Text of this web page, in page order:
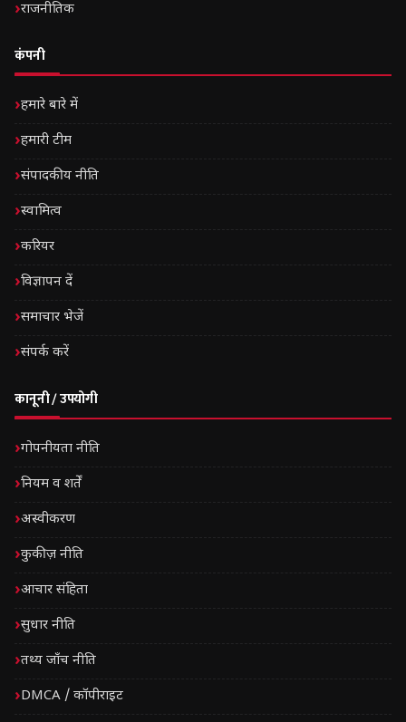
राजनीतिक
कंपनी
हमारे बारे में
हमारी टीम
संपादकीय नीति
स्वामित्व
करियर
विज्ञापन दें
समाचार भेजें
संपर्क करें
कानूनी / उपयोगी
गोपनीयता नीति
नियम व शर्तें
अस्वीकरण
कुकीज़ नीति
आचार संहिता
सुधार नीति
तथ्य जाँच नीति
DMCA / कॉपीराइट